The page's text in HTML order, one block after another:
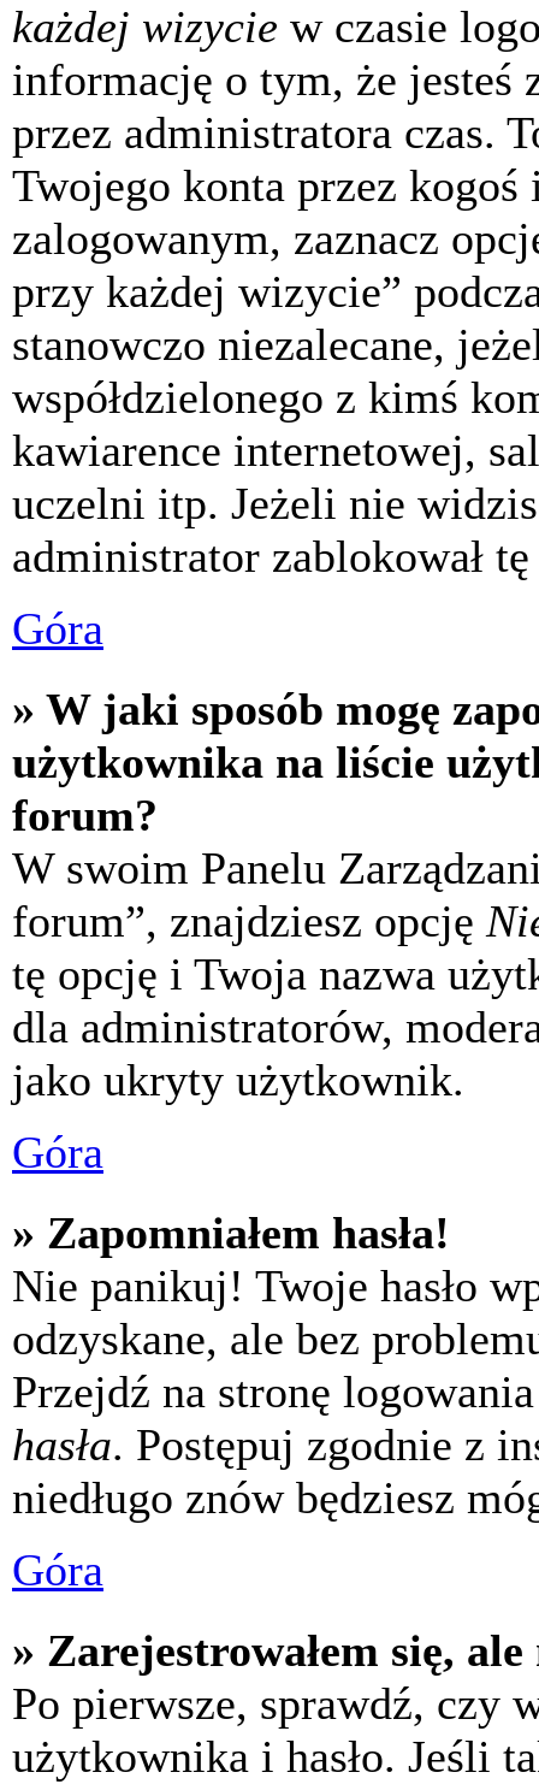
każdej wizycie w czasie
informację o tym, że jesteś
przez administratora czas.
Twojego konta przez kogoś
zalogowanym, zaznacz
przy każdej wizycie”
stanowczo niezalecane,
współdzielonego z kimś
kawiarence internetowej,
uczelni itp. Jeżeli nie
administrator zablokował
Góra
» W jaki sposób mogę
użytkownika na liście
forum?
W swoim Panelu
forum”, znajdziesz opcję
tę opcję i Twoja nazwa
dla administratorów,
jako ukryty użytkownik.
Góra
» Zapomniałem hasła!
Nie panikuj! Twoje hasło
odzyskane, ale bez
Przejdź na stronę
hasła. Postępuj zgodnie z
niedługo znów będziesz
Góra
» Zarejestrowałem się,
Po pierwsze, sprawdź, czy
użytkownika i hasło. Jeśli